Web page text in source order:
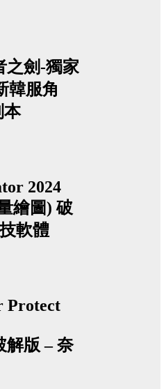
之劍-獨家
韓服角
本
2024
繪圖) 破
軟體
Protect
解版 – 奈